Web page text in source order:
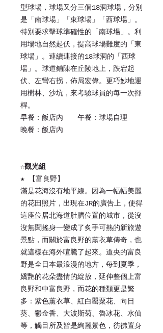
型球場，球場又分三個18洞球場，分別
是「南球場」「東球場」「西球場」。
特別要求擊球準確性的「南球場」。利
用場地自然起伏，提高球場難度的「東
球場」。連續連接的18球洞的「西球
場」。球道鋪陳在丘陵地上，跌宕起
伏、左彎右拐，佈局宏偉。更巧妙地運
用樹林、沙坑，來考驗球員的每一次揮
桿。
早餐：飯店內 午餐：球場自理
晚餐：飯店內
☆觀光組
★ 【富良野】
滿是花海沒有地平線。因為一幅幅美麗
的花田照片，出現在JR的廣告上，使得
這座位居北海道肚臍位置的城市，從沒
沒無聞搖身一變成了炙手可熱的新旅遊
景點，而關於富良野的薰衣草傳奇，也
就這樣在海外喧騰了起來。道央的富良
野是全日本最浪漫的地方，每到夏季，
嬌艷的花朵盡情的綻放，延伸整個上富
良野和中富良野，而花的種類更是繁
多：紫色薰衣草、紅白罌粟花、向日
葵、鬱金香、大波斯菊、魯冰花、水仙
等，觸目所及皆是絢麗景色，彷彿置身